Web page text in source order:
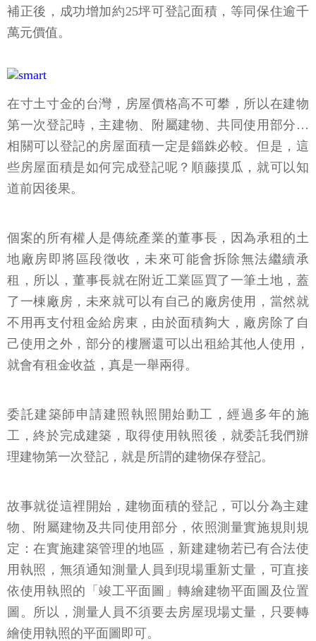
補正後，成功增加約25坪可登記面積，等同保住逾千
萬元價值。
在寸土寸金的台灣，房屋價格高不可攀，所以在建物
第一次登記時，主建物、附屬建物、共同使用部分…
相關可以登記的房屋面積一定是錙銖必較。但是，這
些房屋面積是如何完成登記呢？順藤摸瓜，就可以知
道前因後果。
個案的所有權人是傳統產業的董事長，因為承租的土
地廠房即將區段徵收，未來可能會拆除無法繼續承
租，所以，董事長就在附近工業區買了一筆土地，蓋
了一棟廠房，未來就可以有自己的廠房使用，當然就
不用再支付租金給房東，由於面積夠大，廠房除了自
己使用之外，部分的樓層還可以出租給其他人使用，
就會有租金收益，真是一舉兩得。
委託建築師申請建照執照開始動工，經過多年的施
工，終於完成建築，取得使用執照後，就委託我們辦
理建物第一次登記，就是所謂的建物保存登記。
故事就從這裡開始，建物面積的登記，可以分為主建
物、附屬建物及共同使用部分，依照測量實施規則規
定：在實施建築管理的地區，新建建物若已有合法使
用執照，無須通知測量人員到現場重新丈量，可直接
依使用執照的「竣工平面圖」轉繪建物平面圖及位置
圖。所以，測量人員不須要去房屋現場丈量，只要轉
繪使用執照的平面圖即可。